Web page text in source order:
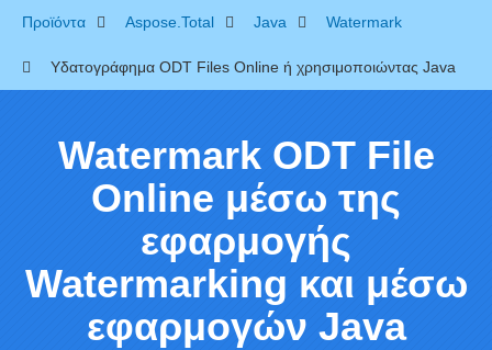
Προϊόντα Aspose.Total Java Watermark
Υδατογράφημα ODT Files Online ή χρησιμοποιώντας Java
Watermark ODT File
Online μέσω της
εφαρμογής
Watermarking και μέσω
εφαρμογών Java